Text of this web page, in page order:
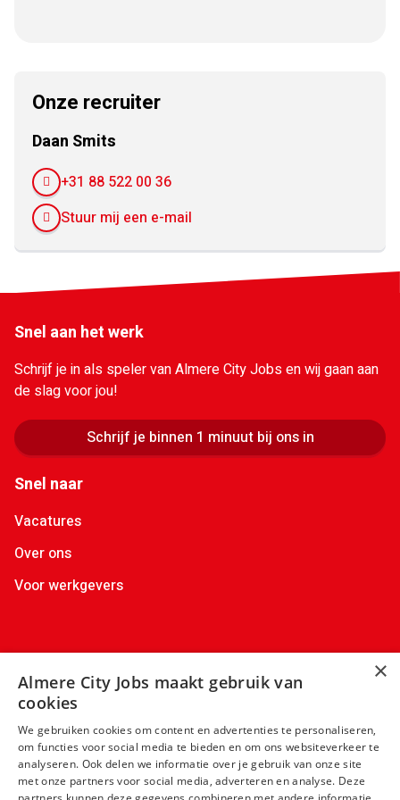
Onze recruiter
Daan Smits
+31 88 522 00 36
Stuur mij een e-mail
Snel aan het werk
Schrijf je in als speler van Almere City Jobs en wij gaan aan
de slag voor jou!
Schrijf je binnen 1 minuut bij ons in
Snel naar
Vacatures
Over ons
Voor werkgevers
Contactgegevens
+31(0)88 522 00 36
+31(0)6 83 02 64 63
×
Almere City Jobs maakt gebruik van
cookies
We gebruiken cookies om content en advertenties te personaliseren,
om functies voor social media te bieden en om ons websiteverkeer te
analyseren. Ook delen we informatie over je gebruik van onze site
met onze partners voor social media, adverteren en analyse. Deze